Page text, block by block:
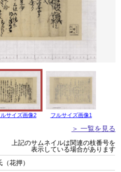
ルサイズ画像2 フルサイズ画像1
＞ 一覧を見る
上記のサムネイルは関連の枝番号を
表示している場合があります
花押）